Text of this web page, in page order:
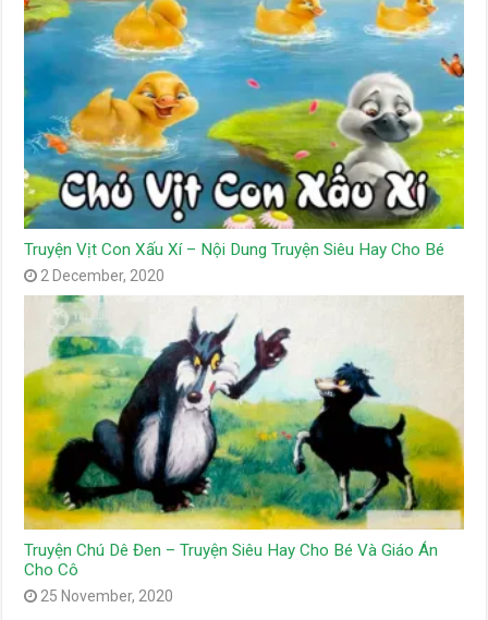
Truyện Vịt Con Xấu Xí – Nội Dung Truyện Siêu Hay Cho Bé
2 December, 2020
Truyện Chú Dê Đen – Truyện Siêu Hay Cho Bé Và Giáo Án
Cho Cô
25 November, 2020